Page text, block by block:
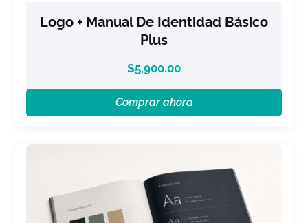
Logo + Manual De Identidad Básico
Plus
$5,900.00
Comprar ahora